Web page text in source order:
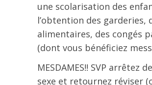
une scolarisation des
l’obtention des garderies,
alimentaires, des congés
(dont vous bénéficiez
MESDAMES!! SVP arrêtez
sexe et retournez réviser